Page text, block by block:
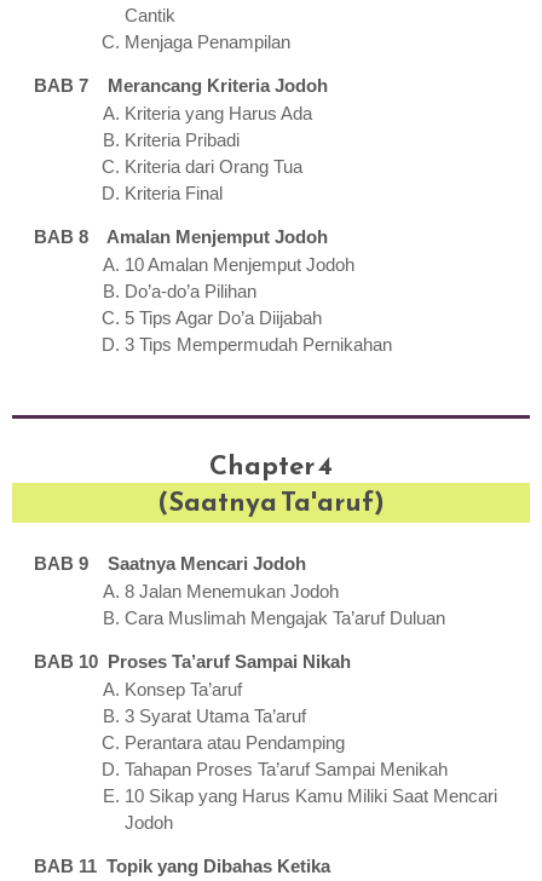
Cantik
Menjaga Penampilan
BAB 7 Merancang Kriteria Jodoh
Kriteria yang Harus Ada
Kriteria Pribadi
Kriteria dari Orang Tua
Kriteria Final
BAB 8 Amalan Menjemput Jodoh
10 Amalan Menjemput Jodoh
Do’a-do’a Pilihan
5 Tips Agar Do’a Diijabah
3 Tips Mempermudah Pernikahan
Chapter 4
(Saatnya Ta'aruf)
BAB 9 Saatnya Mencari Jodoh
8 Jalan Menemukan Jodoh
Cara Muslimah Mengajak Ta’aruf Duluan
BAB 10 Proses Ta’aruf Sampai Nikah
Konsep Ta’aruf
3 Syarat Utama Ta’aruf
Perantara atau Pendamping
Tahapan Proses Ta’aruf Sampai Menikah
10 Sikap yang Harus Kamu Miliki Saat Mencari
Jodoh
BAB 11 Topik yang Dibahas Ketika